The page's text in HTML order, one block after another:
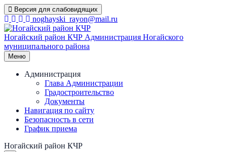
Перейти
к
содержимому
Версия для слабовидящих
noghayski_rayon@mail.ru
Ногайский район КЧР Администрация Ногайского
муниципального района
Меню
Администрация
Глава Администрации
Градостроительство
Документы
Навигация по сайту
Безопасность в сети
График приема
Ногайский район КЧР